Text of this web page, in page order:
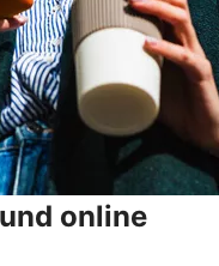
online